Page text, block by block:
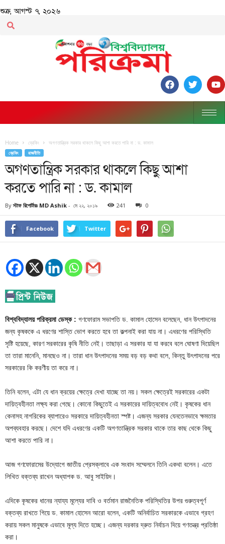
শুক্র, আগস্ট ৭, ২০২৬
Home ব্রেকিং অগণতান্ত্রিক সরকার থাকলে কিছু আশা করতে পারি না : ড. কামাল
ব্রেকিং রাজনীতি
অগণতান্ত্রিক সরকার থাকলে কিছু আশা
করতে পারি না : ড. কামাল
By স্টাফ রিপোর্টারঃ MD Ashik - মে ২২, ২০১৯ 241 0
Facebook Twitter
বিশ্ববিদ্যালয় পরিক্রমা ডেস্ক : গণফোরাম সভাপতি ড. কামাল হোসেন বলেছেন, ধান উৎপাদনের
জন্য কৃষককে এ ধরণের শাস্তি ভোগ করতে হবে তা কল্পনাই করা যায় না। এধরণের পরিস্থিতি
সৃষ্টি হয়েছে, কারণ সরকারের কৃষি নীতি নেই। তাছাড়া এ সরকার যা যা করবে বলে ঘোষণা দিয়েছিল
তা তারা মানেনি, মানছেও না। তারা ধান উৎপাদনের সময় বড় বড় কথা বলে, কিন্তু উৎপাদনের পরে
সরকারের কি করণীয় তা করে না।
তিনি বলেন, এটা যে ধান ক্রয়ের ক্ষেত্রে দেখা যাচ্ছে তা নয়। সকল ক্ষেত্রেই সরকারের একটা
দায়িত্বহীনতা লক্ষ্য করা গেছে। কোনো কিছুতেই এ সরকারের দায়িত্ববোধ নেই। কৃষকের ধান
কেনাসহ নাগরিকের ব্যাপারেও সরকারে দায়িত্বহীনতা স্পষ্ট। এজন্য সরকার যেনতেনভাবে ক্ষমতার
অপব্যবহার করছে। দেশে যদি এধরণের একটি অগণতান্ত্রিক সরকার থাকে তার কাছ থেকে কিছু
আশা করতে পারি না।
আজ গণফোরামের উদ্যোগে জাতীয় প্রেসক্লাবে এক সংবাদ সম্মেলনে তিনি একথা বলেন। এতে
লিখিত বক্তব্য রাখেন অধ্যাপক ড. আবু সাইয়িদ।
এদিকে কৃষকের ধানের ন্যায্য মূল্যের দাবি ও বর্তমান রাজনৈতিক পরিস্থিতির উপর গুরুত্বপূর্ণ
বক্তব্য রাখতে গিয়ে ড. কামাল হোসেন আরো বলেন, একটি অনির্বাচিত সরকারকে এভাবে গ্রহণ
করায় সকল মানুষকে এভাবে মূল্য দিতে হচ্ছে। এজন্য দরকার দ্রুত নির্বাচন দিয়ে গণতন্ত্র প্রতিষ্ঠা
করা।